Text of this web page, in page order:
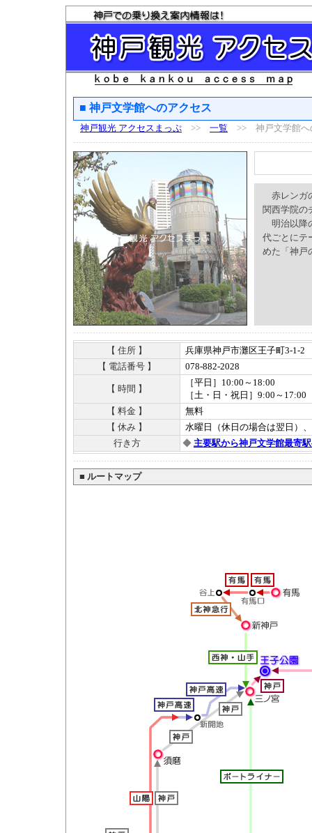
■ 神戸文学館へのアクセス
神戸観光 アクセスまっぷ >> 一覧 >> 神戸文学館へ
赤レンガ
関西学院の
明治以降
代ごとにテ
めた「神戸
【 住所 】
兵庫県神戸市灘区王子町3-1-2
【 電話番号 】
078-882-2028
【 時間 】
［平日］10:00～18:00
［土・日・祝日］9:00～17:00
【 料金 】
無料
【 休み 】
水曜日（休日の場合は翌日）
行き方
◆ 主要駅から神戸文学館最寄
■ ルートマップ